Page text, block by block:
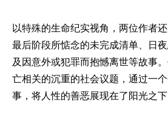
以特殊的生命纪实视角，两位作者
最后阶段所惦念的未完成清单、日
及因意外或犯罪而抱憾离世等故事
亡相关的沉重的社会议题，通过一
事，将人性的善恶展现在了阳光之下